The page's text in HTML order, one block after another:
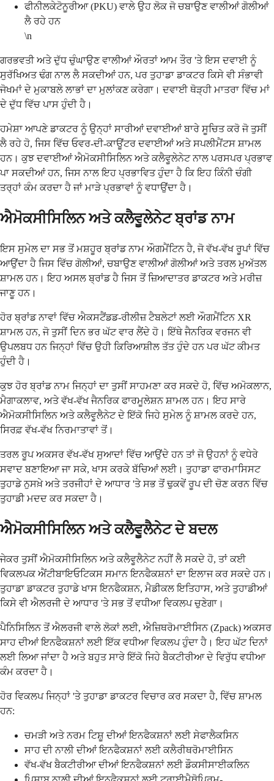
ਫੀਨੀਲਕੇਟੋਨੂਰੀਆ (PKU) ਵਾਲੇ ਉਹ ਲੋਕ ਜੋ ਚਬਾਉਣ ਵਾਲੀਆਂ ਗੋਲੀਆਂ
ਲੈ ਰਹੇ ਹਨ
\n
ਗਰਭਵਤੀ ਅਤੇ ਦੁੱਧ ਚੁੰਘਾਉਣ ਵਾਲੀਆਂ ਔਰਤਾਂ ਆਮ ਤੌਰ 'ਤੇ ਇਸ ਦਵਾਈ ਨੂੰ
ਸੁਰੱਖਿਅਤ ਢੰਗ ਨਾਲ ਲੈ ਸਕਦੀਆਂ ਹਨ, ਪਰ ਤੁਹਾਡਾ ਡਾਕਟਰ ਕਿਸੇ ਵੀ ਸੰਭਾਵੀ
ਜੋਖਮਾਂ ਦੇ ਮੁਕਾਬਲੇ ਲਾਭਾਂ ਦਾ ਮੁਲਾਂਕਣ ਕਰੇਗਾ। ਦਵਾਈ ਥੋੜ੍ਹੀ ਮਾਤਰਾ ਵਿੱਚ ਮਾਂ
ਦੇ ਦੁੱਧ ਵਿੱਚ ਪਾਸ ਹੁੰਦੀ ਹੈ।
ਹਮੇਸ਼ਾ ਆਪਣੇ ਡਾਕਟਰ ਨੂੰ ਉਨ੍ਹਾਂ ਸਾਰੀਆਂ ਦਵਾਈਆਂ ਬਾਰੇ ਸੂਚਿਤ ਕਰੋ ਜੋ ਤੁਸੀਂ
ਲੈ ਰਹੇ ਹੋ, ਜਿਸ ਵਿੱਚ ਓਵਰ-ਦੀ-ਕਾਊਂਟਰ ਦਵਾਈਆਂ ਅਤੇ ਸਪਲੀਮੈਂਟਸ ਸ਼ਾਮਲ
ਹਨ। ਕੁਝ ਦਵਾਈਆਂ ਐਮੋਕਸੀਸਿਲਿਨ ਅਤੇ ਕਲੈਵੂਲੇਨੇਟ ਨਾਲ ਪਰਸਪਰ ਪ੍ਰਭਾਵ
ਪਾ ਸਕਦੀਆਂ ਹਨ, ਜਿਸ ਨਾਲ ਇਹ ਪ੍ਰਭਾਵਿਤ ਹੁੰਦਾ ਹੈ ਕਿ ਇਹ ਕਿੰਨੀ ਚੰਗੀ
ਤਰ੍ਹਾਂ ਕੰਮ ਕਰਦਾ ਹੈ ਜਾਂ ਮਾੜੇ ਪ੍ਰਭਾਵਾਂ ਨੂੰ ਵਧਾਉਂਦਾ ਹੈ।
ਐਮੋਕਸੀਸਿਲਿਨ ਅਤੇ ਕਲੈਵੂਲੇਨੇਟ ਬ੍ਰਾਂਡ ਨਾਮ
ਇਸ ਸੁਮੇਲ ਦਾ ਸਭ ਤੋਂ ਮਸ਼ਹੂਰ ਬ੍ਰਾਂਡ ਨਾਮ ਔਗਮੈਂਟਿਨ ਹੈ, ਜੋ ਵੱਖ-ਵੱਖ ਰੂਪਾਂ ਵਿੱਚ
ਆਉਂਦਾ ਹੈ ਜਿਸ ਵਿੱਚ ਗੋਲੀਆਂ, ਚਬਾਉਣ ਵਾਲੀਆਂ ਗੋਲੀਆਂ ਅਤੇ ਤਰਲ ਮੁਅੱਤਲ
ਸ਼ਾਮਲ ਹਨ। ਇਹ ਅਸਲ ਬ੍ਰਾਂਡ ਹੈ ਜਿਸ ਤੋਂ ਜ਼ਿਆਦਾਤਰ ਡਾਕਟਰ ਅਤੇ ਮਰੀਜ਼
ਜਾਣੂ ਹਨ।
ਹੋਰ ਬ੍ਰਾਂਡ ਨਾਵਾਂ ਵਿੱਚ ਐਕਸਟੈਂਡਡ-ਰੀਲੀਜ਼ ਟੈਬਲੇਟਾਂ ਲਈ ਔਗਮੈਂਟਿਨ XR
ਸ਼ਾਮਲ ਹਨ, ਜੋ ਤੁਸੀਂ ਦਿਨ ਭਰ ਘੱਟ ਵਾਰ ਲੈਂਦੇ ਹੋ। ਇੱਥੇ ਜੈਨਰਿਕ ਵਰਜਨ ਵੀ
ਉਪਲਬਧ ਹਨ ਜਿਨ੍ਹਾਂ ਵਿੱਚ ਉਹੀ ਕਿਰਿਆਸ਼ੀਲ ਤੱਤ ਹੁੰਦੇ ਹਨ ਪਰ ਘੱਟ ਕੀਮਤ
ਹੁੰਦੀ ਹੈ।
ਕੁਝ ਹੋਰ ਬ੍ਰਾਂਡ ਨਾਮ ਜਿਨ੍ਹਾਂ ਦਾ ਤੁਸੀਂ ਸਾਹਮਣਾ ਕਰ ਸਕਦੇ ਹੋ, ਵਿੱਚ ਅਮੋਕਲਾਨ,
ਮੈਗਾਕਲਾਵ, ਅਤੇ ਵੱਖ-ਵੱਖ ਜੈਨਰਿਕ ਫਾਰਮੂਲੇਸ਼ਨ ਸ਼ਾਮਲ ਹਨ। ਇਹ ਸਾਰੇ
ਐਮੋਕਸੀਸਿਲਿਨ ਅਤੇ ਕਲੈਵੂਲੈਨੇਟ ਦੇ ਇੱਕੋ ਜਿਹੇ ਸੁਮੇਲ ਨੂੰ ਸ਼ਾਮਲ ਕਰਦੇ ਹਨ,
ਸਿਰਫ਼ ਵੱਖ-ਵੱਖ ਨਿਰਮਾਤਾਵਾਂ ਤੋਂ।
ਤਰਲ ਰੂਪ ਅਕਸਰ ਵੱਖ-ਵੱਖ ਸੁਆਦਾਂ ਵਿੱਚ ਆਉਂਦੇ ਹਨ ਤਾਂ ਜੋ ਉਹਨਾਂ ਨੂੰ ਵਧੇਰੇ
ਸਵਾਦ ਬਣਾਇਆ ਜਾ ਸਕੇ, ਖਾਸ ਕਰਕੇ ਬੱਚਿਆਂ ਲਈ। ਤੁਹਾਡਾ ਫਾਰਮਾਸਿਸਟ
ਤੁਹਾਡੇ ਨੁਸਖ਼ੇ ਅਤੇ ਤਰਜੀਹਾਂ ਦੇ ਆਧਾਰ 'ਤੇ ਸਭ ਤੋਂ ਢੁਕਵੇਂ ਰੂਪ ਦੀ ਚੋਣ ਕਰਨ ਵਿੱਚ
ਤੁਹਾਡੀ ਮਦਦ ਕਰ ਸਕਦਾ ਹੈ।
ਐਮੋਕਸੀਸਿਲਿਨ ਅਤੇ ਕਲੈਵੂਲੈਨੇਟ ਦੇ ਬਦਲ
ਜੇਕਰ ਤੁਸੀਂ ਐਮੋਕਸੀਸਿਲਿਨ ਅਤੇ ਕਲੈਵੂਲੈਨੇਟ ਨਹੀਂ ਲੈ ਸਕਦੇ ਹੋ, ਤਾਂ ਕਈ
ਵਿਕਲਪਕ ਐਂਟੀਬਾਇਓਟਿਕਸ ਸਮਾਨ ਇਨਫੈਕਸ਼ਨਾਂ ਦਾ ਇਲਾਜ ਕਰ ਸਕਦੇ ਹਨ।
ਤੁਹਾਡਾ ਡਾਕਟਰ ਤੁਹਾਡੇ ਖਾਸ ਇਨਫੈਕਸ਼ਨ, ਮੈਡੀਕਲ ਇਤਿਹਾਸ, ਅਤੇ ਤੁਹਾਡੀਆਂ
ਕਿਸੇ ਵੀ ਐਲਰਜੀ ਦੇ ਆਧਾਰ 'ਤੇ ਸਭ ਤੋਂ ਵਧੀਆ ਵਿਕਲਪ ਚੁਣੇਗਾ।
ਪੈਨਿਸਿਲਿਨ ਤੋਂ ਐਲਰਜੀ ਵਾਲੇ ਲੋਕਾਂ ਲਈ, ਐਜ਼ਿਥਰੋਮਾਈਸਿਨ (Zpack) ਅਕਸਰ
ਸਾਹ ਦੀਆਂ ਇਨਫੈਕਸ਼ਨਾਂ ਲਈ ਇੱਕ ਵਧੀਆ ਵਿਕਲਪ ਹੁੰਦਾ ਹੈ। ਇਹ ਘੱਟ ਦਿਨਾਂ
ਲਈ ਲਿਆ ਜਾਂਦਾ ਹੈ ਅਤੇ ਬਹੁਤ ਸਾਰੇ ਇੱਕੋ ਜਿਹੇ ਬੈਕਟੀਰੀਆ ਦੇ ਵਿਰੁੱਧ ਵਧੀਆ
ਕੰਮ ਕਰਦਾ ਹੈ।
ਹੋਰ ਵਿਕਲਪ ਜਿਨ੍ਹਾਂ 'ਤੇ ਤੁਹਾਡਾ ਡਾਕਟਰ ਵਿਚਾਰ ਕਰ ਸਕਦਾ ਹੈ, ਵਿੱਚ ਸ਼ਾਮਲ
ਹਨ:
ਚਮੜੀ ਅਤੇ ਨਰਮ ਟਿਸ਼ੂ ਦੀਆਂ ਇਨਫੈਕਸ਼ਨਾਂ ਲਈ ਸੇਫਾਲੈਕਸਿਨ
ਸਾਹ ਦੀ ਨਾਲੀ ਦੀਆਂ ਇਨਫੈਕਸ਼ਨਾਂ ਲਈ ਕਲੈਰੀਥਰੋਮਾਈਸਿਨ
ਵੱਖ-ਵੱਖ ਬੈਕਟੀਰੀਆ ਦੀਆਂ ਇਨਫੈਕਸ਼ਨਾਂ ਲਈ ਡੌਕਸੀਸਾਈਕਲਿਨ